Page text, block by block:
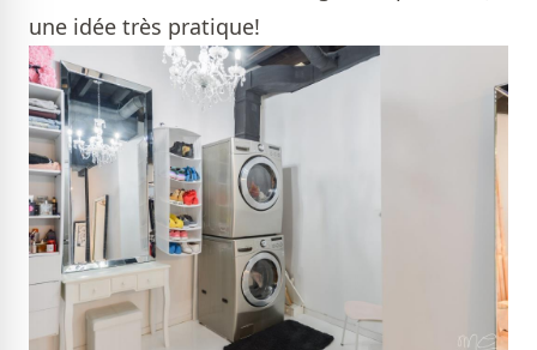
une idée très pratique!